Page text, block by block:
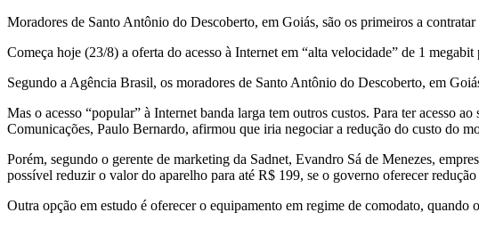
Moradores de Santo Antônio do Descoberto, em Goiás, são os primeiros a
Começa hoje (23/8) a oferta do acesso à Internet em “alta velocidade” de 1
Segundo a Agência Brasil, os moradores de Santo Antônio do Descoberto, em
Mas o acesso “popular” à Internet banda larga tem outros custos. Para ter acesso
Comunicações, Paulo Bernardo, afirmou que iria negociar a redução do custo do
Porém, segundo o gerente de marketing da Sadnet, Evandro Sá de Menezes,
possível reduzir o valor do aparelho para até R$ 199, se o governo oferecer
Outra opção em estudo é oferecer o equipamento em regime de comodato,